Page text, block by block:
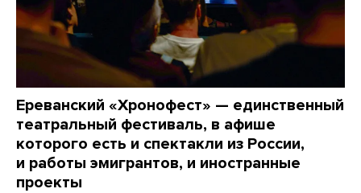
Ереванский «Хронофест» — единственный
театральный фестиваль, в афише
которого есть и спектакли из России,
и работы эмигрантов, и иностранные
проекты